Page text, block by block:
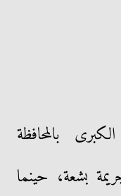
بالمحافظة
بشعة، حينما